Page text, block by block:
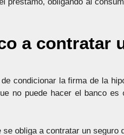
a contratar
condicionar la firma de la
no puede hacer el banco es
obliga a contratar un seguro